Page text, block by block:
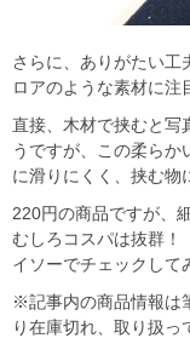
さらに、ありがたい
ロアのような素材に注
直接、木材で挟むと写
うですが、この柔らか
に滑りにくく、挟む物
220円の商品ですが、
むしろコスパは抜群！
イソーでチェックして
※記事内の商品情報は
り在庫切れ、取り扱っ